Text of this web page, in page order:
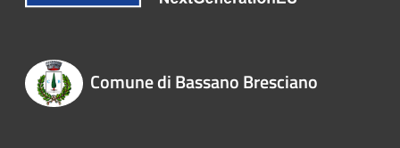
Comune di Bassano Bresciano